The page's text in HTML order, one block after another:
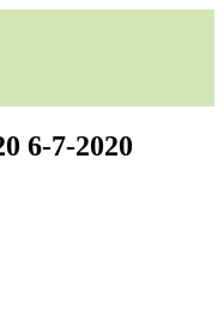
6-7-2020